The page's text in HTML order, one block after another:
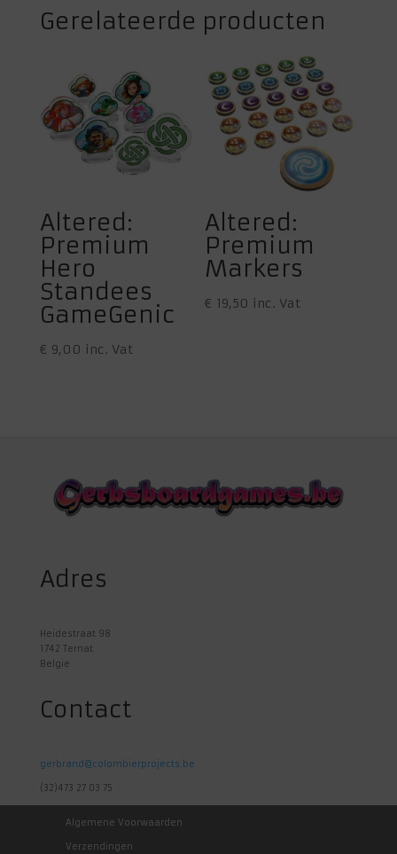
Gerelateerde producten
Altered:
Premium
Hero
Standees
GameGenic
€ 9,00 inc. Vat
Altered:
Premium
Markers
€ 19,50 inc. Vat
Adres
Heidestraat 98
1742 Ternat
Belgie
Contact
gerbrand@colombierprojects.be
(32)473 27 03 75
Algemene Voorwaarden
Verzendingen